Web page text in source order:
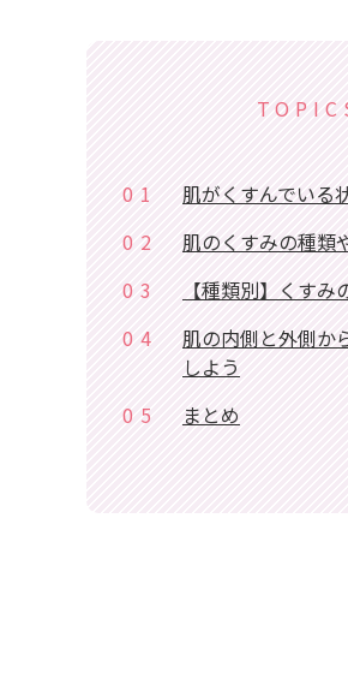
01
肌がくすんでいる
02
肌のくすみの種類
03
【種類別】くす
04
肌の内側と外側か
しよう
05
まとめ